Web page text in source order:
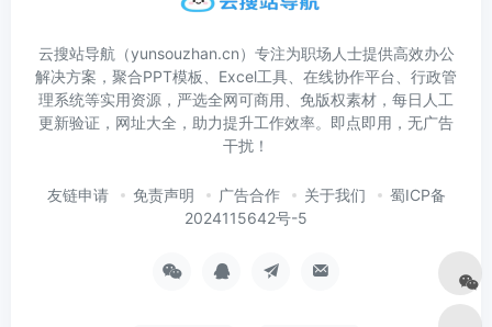
云搜站导航（yunsouzhan.cn）专注为职场人士提供高效办公
解决方案，聚合PPT模板、Excel工具、在线协作平台、行政管
理系统等实用资源，严选全网可商用、免版权素材，每日人工
更新验证，网址大全，助力提升工作效率。即点即用，无广告
干扰！
友链申请 免责声明 广告合作 关于我们
蜀ICP备
2024115642号-5